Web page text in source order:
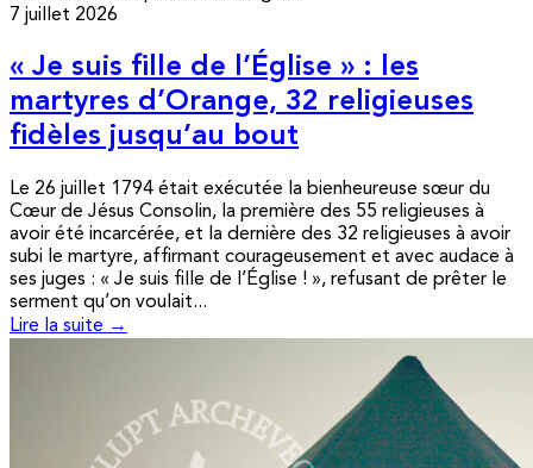
7 juillet 2026
« Je suis fille de l’Église » : les
martyres d’Orange, 32 religieuses
fidèles jusqu’au bout
Le 26 juillet 1794 était exécutée la bienheureuse sœur du
Cœur de Jésus Consolin, la première des 55 religieuses à
avoir été incarcérée, et la dernière des 32 religieuses à avoir
subi le martyre, affirmant courageusement et avec audace à
ses juges : « Je suis fille de l’Église ! », refusant de prêter le
serment qu’on voulait...
Lire la suite →